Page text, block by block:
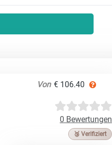
Von € 106.40
0 Bewertungen
🥉 Verifiziert